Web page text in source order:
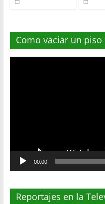
Como vaciar un piso
00:00
Reportajes en la